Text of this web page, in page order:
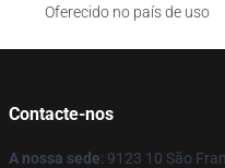
Oferecido no país de uso
Contacte-nos
A nossa sede: 9123 10 São